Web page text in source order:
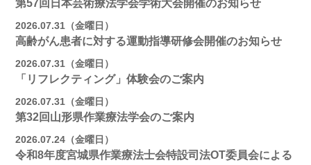
第57回日本芸術療法学会学術大会開催のお知らせ
2026.07.31（金曜日）
高齢がん患者に対する運動指導研修会開催のお知らせ
2026.07.31（金曜日）
「リフレクティング」体験会のご案内
2026.07.31（金曜日）
第32回山形県作業療法学会のご案内
2026.07.24（金曜日）
令和8年度宮城県作業療法士会特設司法OT委員会による